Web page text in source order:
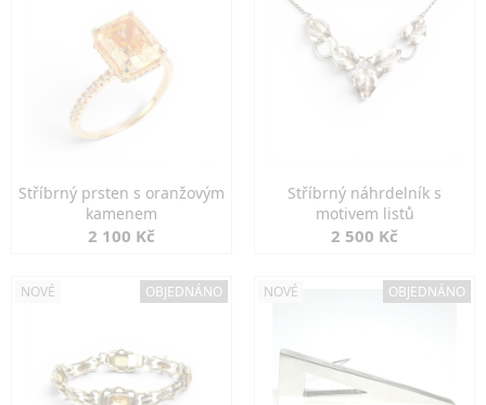
Stříbrný prsten s oranžovým
kamenem
2 100 Kč
Stříbrný náhrdelník s
motivem listů
2 500 Kč
NOVÉ OBJEDNÁNO NOVÉ OBJEDNÁNO